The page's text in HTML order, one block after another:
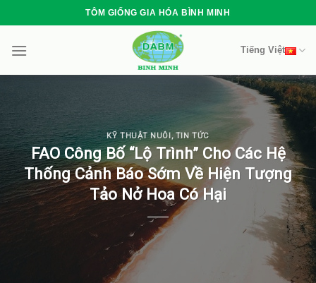
to
content
TÔM GIỐNG GIA HÓA BÌNH MINH
Tiếng Việt
KỸ THUẬT NUÔI, TIN TỨC
FAO Công Bố “Lộ Trình” Cho Các Hệ
Thống Cảnh Báo Sớm Về Hiện Tượng
Tảo Nở Hoa Có Hại